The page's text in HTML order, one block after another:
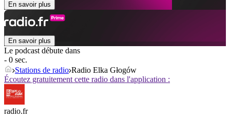
En savoir plus
En savoir plus
Le podcast débute dans
- 0 sec.
Stations de radio Radio Elka Głogów
Écoutez gratuitement cette radio dans l'application :
radio.fr